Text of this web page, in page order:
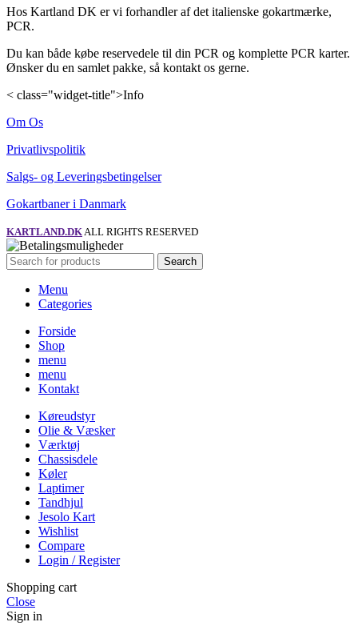
Hos Kartland DK er vi forhandler af det italienske gokartmærke,
PCR.
Du kan både købe reservedele til din PCR og komplette PCR karter.
Ønsker du en samlet pakke, så kontakt os gerne.
< class="widget-title">Info
Om Os
Privatlivspolitik
Salgs- og Leveringsbetingelser
Gokartbaner i Danmark
KARTLAND.DK ALL RIGHTS RESERVED
Search
Menu
Categories
Forside
Shop
menu
menu
Kontakt
Køreudstyr
Olie & Væsker
Værktøj
Chassisdele
Køler
Laptimer
Tandhjul
Jesolo Kart
Wishlist
Compare
Login / Register
Shopping cart
Close
Sign in